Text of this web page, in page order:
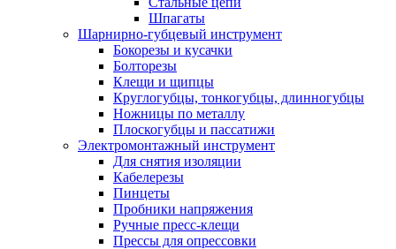
Шпагаты
Шарнирно-губцевый инструмент
Бокорезы и кусачки
Болторезы
Клещи и щипцы
Круглогубцы, тонкогубцы, длинногубцы
Ножницы по металлу
Плоскогубцы и пассатижи
Электромонтажный инструмент
Для снятия изоляции
Кабелерезы
Пинцеты
Пробники напряжения
Ручные пресс-клещи
Прессы для опрессовки